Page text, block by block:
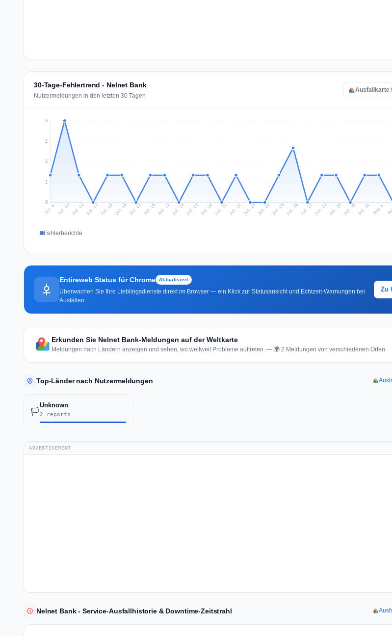
30-Tage-Fehlertrend - Nelnet Bank
Nutzermeldungen in den letzten 30 Tagen
Ausfallkarte
0
1
2
2
3
Jul 9 Jul 10 Jul 11Jul 12Jul 13 Jul 14 Jul 15 Jul 16 Jul 17 Jul 18Jul 19 Jul 20 Jul 21 Jul 22 Jul 23 Jul 24 Jul 25 Jul 26Jul 27 Jul 28Jul 29 Jul 30 Jul 31 Aug 1
Fehlerberichte
Entireweb Status für Chrome Aktualisiert
Überwachen Sie Ihre Lieblingsdienste direkt im Browser — ein Klick zur Statusansicht und Echtzeit-Warnungen bei
Ausfällen.
Zu
Erkunden Sie Nelnet Bank-Meldungen auf der Weltkarte
Meldungen nach Ländern anzeigen und sehen, wo weltweit Probleme auftreten. — 🌍 2 Meldungen von verschiedenen Orten
Top-Länder nach Nutzermeldungen
🏳️
Unknown
2 reports
ADVERTISEMENT
Nelnet Bank - Service-Ausfallhistorie & Downtime-Zeitstrahl